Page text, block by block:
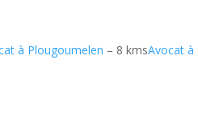
à Plougoumelen – 8 kmsAvocat à